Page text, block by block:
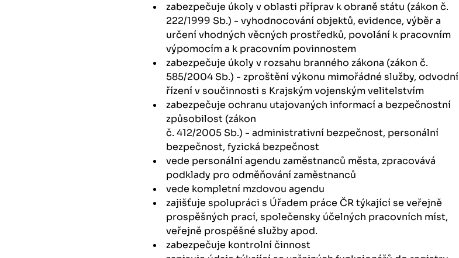
zabezpečuje úkoly v oblasti příprav k obraně státu (zákon č.
222/1999 Sb.) - vyhodnocování objektů, evidence, výběr a
určení vhodných věcných prostředků, povolání k pracovním
výpomocím a k pracovním povinnostem
zabezpečuje úkoly v rozsahu branného zákona (zákon č.
585/2004 Sb.) - zproštění výkonu mimořádné služby, odvodní
řízení v součinnosti s Krajským vojenským velitelstvím
zabezpečuje ochranu utajovaných informací a bezpečnostní
způsobilost (zákon
č. 412/2005 Sb.) - administrativní bezpečnost, personální
bezpečnost, fyzická bezpečnost
vede personální agendu zaměstnanců města, zpracovává
podklady pro odměňování zaměstnanců
vede kompletní mzdovou agendu
zajišťuje spolupráci s Úřadem práce ČR týkající se veřejně
prospěšných prací, společensky účelných pracovních míst,
veřejně prospěšné služby apod.
zabezpečuje kontrolní činnost